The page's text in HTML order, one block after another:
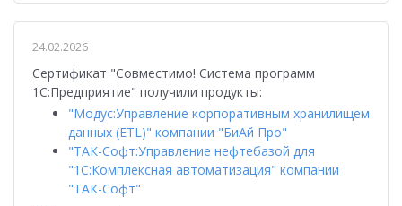
24.02.2026
Сертификат "Совместимо! Система программ
1С:Предприятие" получили продукты:
"Модус:Управление корпоративным хранилищем
данных (ETL)" компании "БиАй Про"
"ТАК-Софт:Управление нефтебазой для
"1С:Комплексная автоматизация" компании
"ТАК-Софт"